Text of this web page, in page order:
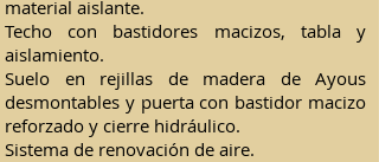
material aislante.
Techo con bastidores macizos, tabla y
aislamiento.
Suelo en rejillas de madera de Ayous
desmontables y puerta con bastidor macizo
reforzado y cierre hidráulico.
Sistema de renovación de aire.